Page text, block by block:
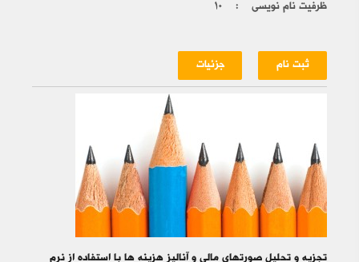
ظرفیت نام نویسی : ۱۰
ثبت نام جزئیات
تجزیه و تحلیل صورتهای مالی و آنالیز هزینه ها با استفاده از نرم